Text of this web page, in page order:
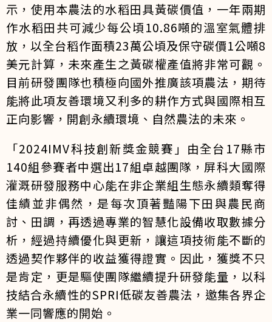
示，使用本農法的水稻田具黃碳價值，一年兩期
作水稻田共可減少每公頃10.86噸的溫室氣體排
放，以全台稻作面積23萬公頃及保守碳價1公噸8
美元計算，未來產生之黃碳權產值將非常可觀。
目前研發團隊也積極向國外推廣該項農法，期待
能將此項友善環境又利多的耕作方式與國際相互
正向影響，開創永續環境、自然農法的未來。
「2024IMV科技創新獎金競賽」由全台17縣市
140組參賽者中選出17組卓越團隊，屏科大國際
灌溉研發服務中心能在非企業組生態永續類奪得
佳績並非偶然，是每次頂著豔陽下田與農民商
討、田調，再透過專業的智慧化設備收取數據分
析，經過持續優化與更新，讓這項技術能不斷的
透過契作夥伴的收益獲得證實。因此，獲獎不只
是肯定，更是驅使團隊繼續提升研發能量，以科
技結合永續性的SPRI低碳友善農法，邀集各界企
業一同響應的開始。